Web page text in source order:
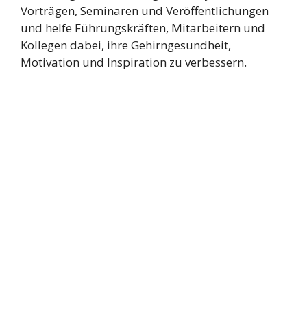
Vorträgen, Seminaren und Veröffentlichungen
und helfe Führungskräften, Mitarbeitern und
Kollegen dabei, ihre Gehirngesundheit,
Motivation und Inspiration zu verbessern.